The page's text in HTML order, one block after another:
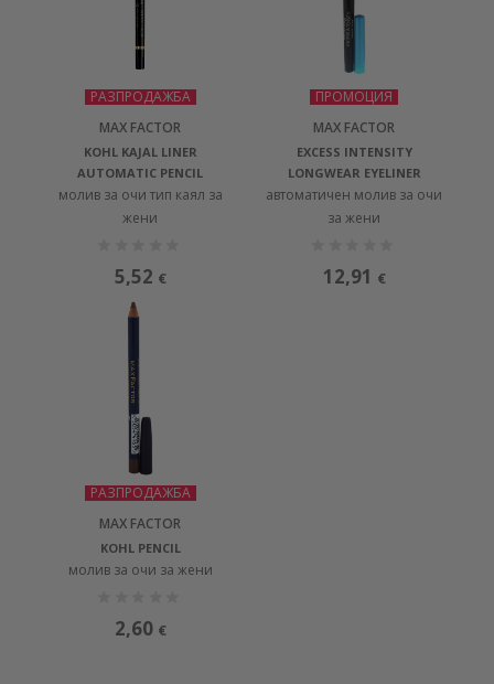
РАЗПРОДАЖБА
MAX FACTOR
KOHL KAJAL LINER
AUTOMATIC PENCIL
молив за очи тип каял за
жени
5,52 €
ПРОМОЦИЯ
MAX FACTOR
EXCESS INTENSITY
LONGWEAR EYELINER
автоматичен молив за очи
за жени
12,91 €
РАЗПРОДАЖБА
MAX FACTOR
KOHL PENCIL
молив за очи за жени
2,60 €